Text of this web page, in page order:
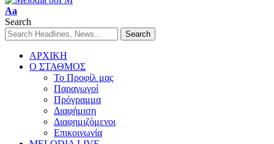
Aa
Search
ΑΡΧΙΚΗ
Ο ΣΤΑΘΜΟΣ
Το Προφίλ μας
Παραγωγοί
Πρόγραμμα
Διαφήμιση
Διαφημιζόμενοι
Επικοινωνία